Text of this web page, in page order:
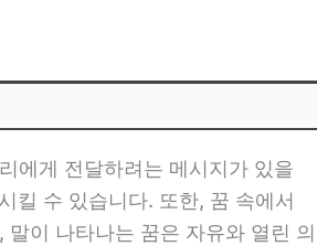
에게 전달하려는 메시지가 있을
킬 수 있습니다. 또한, 꿈 속에서
이 나타나는 꿈은 자유와 열린 의